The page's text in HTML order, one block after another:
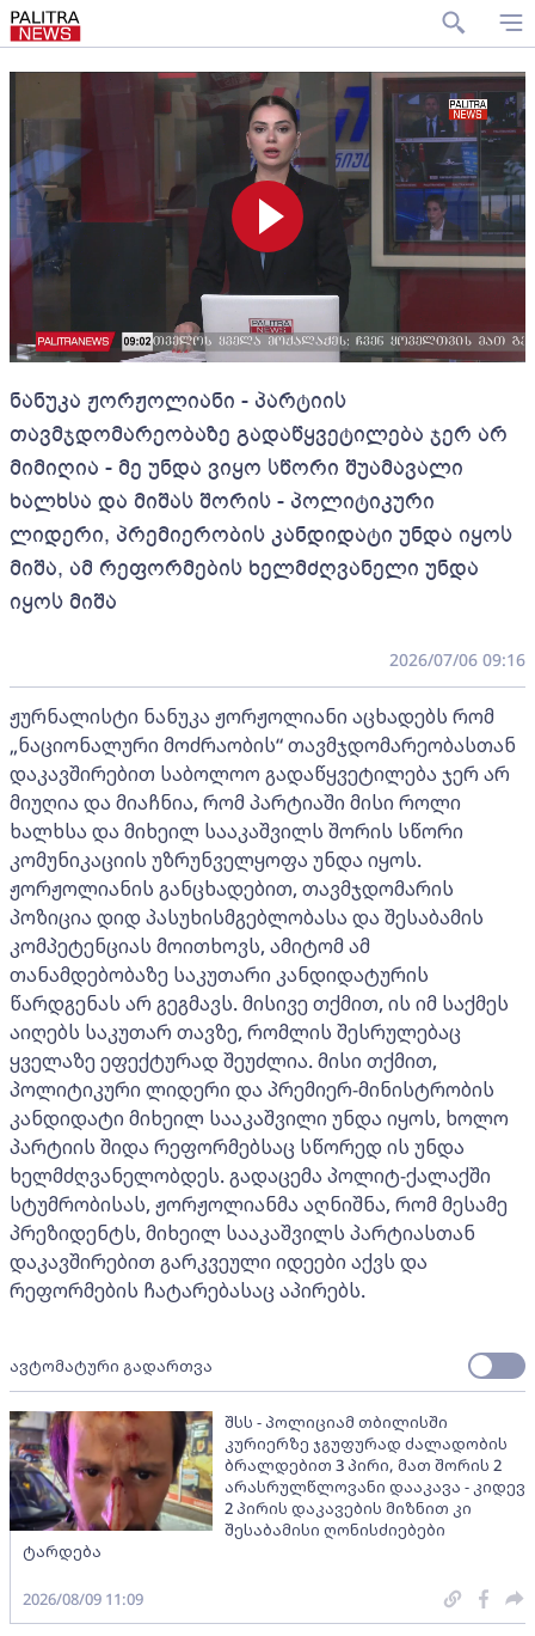
ნანუკა ჟორჟოლიანი - პარტიის
თავმჯდომარეობაზე გადაწყვეტილება ჯერ არ
მიმიღია - მე უნდა ვიყო სწორი შუამავალი
ხალხსა და მიშას შორის - პოლიტიკური
ლიდერი, პრემიერობის კანდიდატი უნდა იყოს
მიშა, ამ რეფორმების ხელმძღვანელი უნდა
იყოს მიშა
2026/07/06 09:16
ჟურნალისტი ნანუკა ჟორჟოლიანი აცხადებს რომ
„ნაციონალური მოძრაობის“ თავმჯდომარეობასთან
დაკავშირებით საბოლოო გადაწყვეტილება ჯერ არ
მიუღია და მიაჩნია, რომ პარტიაში მისი როლი
ხალხსა და მიხეილ სააკაშვილს შორის სწორი
კომუნიკაციის უზრუნველყოფა უნდა იყოს.
ჟორჟოლიანის განცხადებით, თავმჯდომარის
პოზიცია დიდ პასუხისმგებლობასა და შესაბამის
კომპეტენციას მოითხოვს, ამიტომ ამ
თანამდებობაზე საკუთარი კანდიდატურის
წარდგენას არ გეგმავს. მისივე თქმით, ის იმ საქმეს
აიღებს საკუთარ თავზე, რომლის შესრულებაც
ყველაზე ეფექტურად შეუძლია. მისი თქმით,
პოლიტიკური ლიდერი და პრემიერ-მინისტრობის
კანდიდატი მიხეილ სააკაშვილი უნდა იყოს, ხოლო
პარტიის შიდა რეფორმებსაც სწორედ ის უნდა
ხელმძღვანელობდეს. გადაცემა პოლიტ-ქალაქში
სტუმრობისას, ჟორჟოლიანმა აღნიშნა, რომ მესამე
პრეზიდენტს, მიხეილ სააკაშვილს პარტიასთან
დაკავშირებით გარკვეული იდეები აქვს და
რეფორმების ჩატარებასაც აპირებს.
ავტომატური გადართვა
შსს - პოლიციამ თბილისში
კურიერზე ჯგუფურად ძალადობის
ბრალდებით 3 პირი, მათ შორის 2
არასრულწლოვანი დააკავა - კიდევ
2 პირის დაკავების მიზნით კი
შესაბამისი ღონისძიებები
ტარდება
2026/08/09 11:09